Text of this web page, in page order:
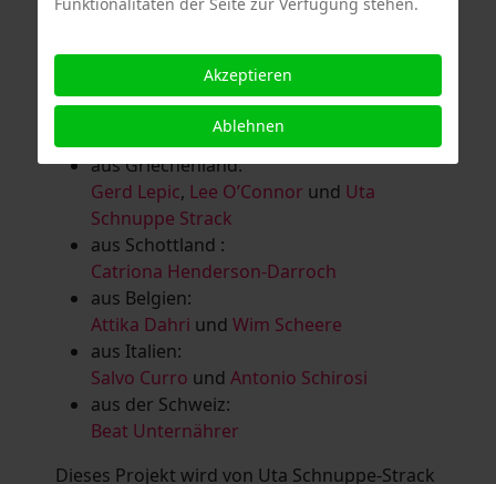
Salomé Herbst,Andrea Jungnitsch,
Lanzl,Heidrun MalComes,Christa Mayer-
Guntram Prochaska
Schaub,Vera Schaub,Birgit Schweimler &
Serge DevadderundRolf Thärichen
aus Griechenland:
Gerd Lepic, Lee O’Connor und Uta
Schnuppe Strack
aus Schottland :
Catriona Henderson-Darroch
aus Belgien:
Attika Dahri und Wim Scheere
aus Italien:
Salvo Curro und Antonio Schirosi
aus der Schweiz:
Beat Unternährer
Dieses Projekt wird von Uta Schnuppe-Strack
Akzeptieren
Ablehnen